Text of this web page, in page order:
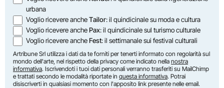
urbana
Voglio ricevere ancheTailor: il quindicinale su moda e cultura
Voglio ricevere anchePax: il quindicinale sul turismo culturale
Voglio ricevere ancheFest: il settimanale sui festival culturali
Artribune Srl utilizza i dati da te forniti per tenerti informato con regolarità sul
mondo dell'arte, nel rispetto della privacy come indicato nella nostra
informativa. Iscrivendoti i tuoi dati personali verranno trasferiti su MailChimp
e trattati secondo le modalità riportate in questa informativa. Potrai
disiscriverti in qualsiasi momento con l'apposito link presente nelle email.